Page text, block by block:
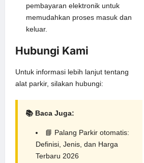
pembayaran elektronik untuk
memudahkan proses masuk dan
keluar.
Hubungi Kami
Untuk informasi lebih lanjut tentang
alat parkir, silakan hubungi:
📚 Baca Juga:
📘 Palang Parkir otomatis:
Definisi, Jenis, dan Harga
Terbaru 2026